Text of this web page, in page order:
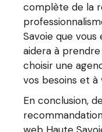
complète de la
Savoie que vous
aidera à
choisir une
vos besoins et
En conclusion,